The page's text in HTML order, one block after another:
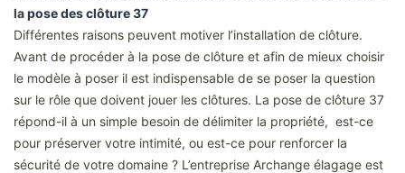
lapose des clôture 37
Différentes raisons peuvent motiver l’installation de clôture.
Avant de procéder à la pose de clôture et afin de mieux choisir
le modèle à poser il est indispensable de se poser la question
sur le rôle que doivent jouer les clôtures. La pose de clôture 37
répond-il à un simple besoin de délimiter la propriété, est-ce
pour préserver votre intimité, ou est-ce pour renforcer la
sécurité de votre domaine ? L’entreprise Archange élagage est